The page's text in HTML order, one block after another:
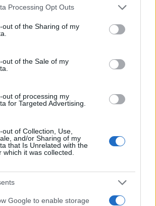
website/app uses one or more Google
visit or usage behaviour. You may click to
to Google and its third-party tags to
below specified purposes in below Google
Processing Opt Outs
out of the Sharing of my
out of the Sale of my
out of processing my
for Targeted Advertising.
of Collection, Use,
and/or Sharing of my
that Is Unrelated with the
which it was collected.
Google to enable storage
leggere